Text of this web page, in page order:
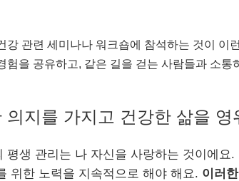
강 관련 세미나나 워크숍에 참석하는 것이 이
험을 공유하고, 같은 길을 걷는 사람들과 소
의지를 가지고 건강한 삶을 영
평생 관리는 나 자신을 사랑하는 것이에요
위한 노력을 지속적으로 해야 해요. 이러